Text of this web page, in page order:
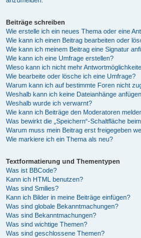
Beiträge schreiben
Wie erstelle ich ein neues Thema oder eine
Wie kann ich einen Beitrag bearbeiten oder
Wie kann ich meinem Beitrag eine Signatur
Wie kann ich eine Umfrage erstellen?
Wieso kann ich nicht mehr
Wie bearbeite oder lösche ich eine Umfrage?
Warum kann ich auf bestimmte Foren nicht
Weshalb kann ich keine Dateianhänge
Weshalb wurde ich verwarnt?
Wie kann ich Beiträge den Moderatoren
Was bewirkt die „Speichern“-Schaltfläche
Warum muss mein Beitrag erst freigegeben
Wie markiere ich ein Thema als neu?
Textformatierung und Thementypen
Was ist BBCode?
Kann ich HTML benutzen?
Was sind Smilies?
Kann ich Bilder in meine Beiträge einfügen?
Was sind globale Bekanntmachungen?
Was sind Bekanntmachungen?
Was sind wichtige Themen?
Was sind geschlossene Themen?